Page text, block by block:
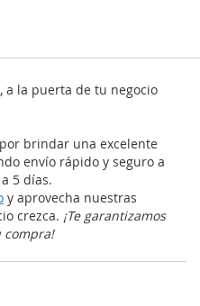
a la puerta de tu negocio
brindar una excelente
envío rápido y seguro a
5 días.
y aprovecha nuestras
crezca. ¡Te garantizamos
compra!